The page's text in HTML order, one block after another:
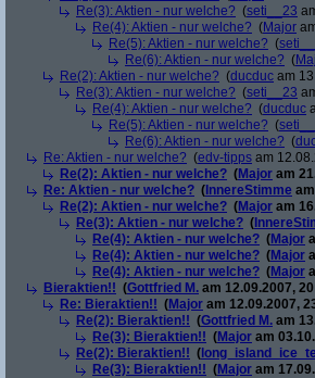
Re(3): Aktien - nur welche? (seti__23
Re(4): Aktien - nur welche? (Major
Re(5): Aktien - nur welche? (
Re(6): Aktien - nur welche? (
Re(2): Aktien - nur welche? (ducduc am
Re(3): Aktien - nur welche? (seti__23
Re(4): Aktien - nur welche? (ducduc
Re(5): Aktien - nur welche? (
Re(6): Aktien - nur welche? (
Re: Aktien - nur welche? (edv-tipps am
Re(2): Aktien - nur welche? (Major am
Re: Aktien - nur welche? ( InnereStimme
Re(2): Aktien - nur welche? (Major am
Re(3): Aktien - nur welche? (
Re(4): Aktien - nur welche? (Major
Re(4): Aktien - nur welche? (Major
Re(4): Aktien - nur welche? (Major
Bieraktien!! (Gottfried M. am 12.09.2007,
Re: Bieraktien!! (Major am 12.09.2007,
Re(2): Bieraktien!! (Gottfried M. am
Re(3): Bieraktien!! (Major am
Re(2): Bieraktien!! (
Re(3): Bieraktien!! (Major am